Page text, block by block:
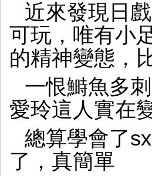
近來發現日
可玩，唯有小
的精神變態，
一恨鰣魚多
愛玲這人實在
總算學會了
了，真簡單